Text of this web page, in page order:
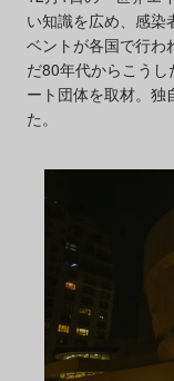
い知識を広め、感染
ベントが各国で行わ
だ80年代からこう
ート団体を取材。独
た。